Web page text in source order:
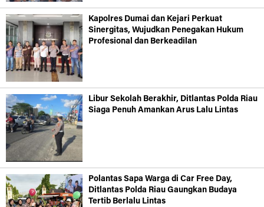
Kapolres Dumai dan Kejari Perkuat
Sinergitas, Wujudkan Penegakan Hukum
Profesional dan Berkeadilan
Libur Sekolah Berakhir, Ditlantas Polda Riau
Siaga Penuh Amankan Arus Lalu Lintas
Polantas Sapa Warga di Car Free Day,
Ditlantas Polda Riau Gaungkan Budaya
Tertib Berlalu Lintas